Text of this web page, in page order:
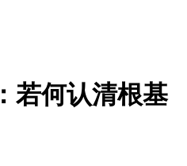
若何认清根基